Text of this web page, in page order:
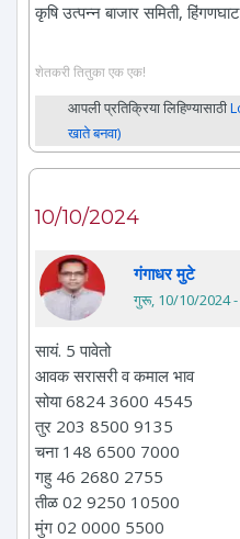
कृषि उत्पन्न बाजार समिती, हिंगणघाट
शेतकरी तितुका एक एक!
आपली प्रतिक्रिया लिहिण्यासाठी
खाते बनवा)
10/10/2024
गंगाधर मुटे
गुरू, 10/10/2024 -
सायं. 5 पावेतो
आवक सरासरी व कमाल भाव
सोया 6824 3600 4545
तुर 203 8500 9135
चना 148 6500 7000
गहु 46 2680 2755
तीळ 02 9250 10500
मुंग 02 0000 5500